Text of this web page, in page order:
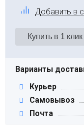
Добавить в
Варианты
Курьер
Самовывоз
Почта